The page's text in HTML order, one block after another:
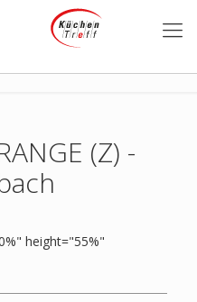
(Z) -
height="55%"